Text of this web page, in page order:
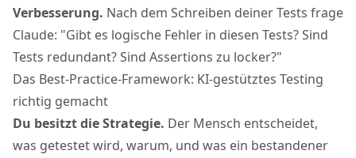
Verbesserung. Nach dem Schreiben deiner Tests frage
Claude: "Gibt es logische Fehler in diesen Tests? Sind
Tests redundant? Sind Assertions zu locker?"
Das Best-Practice-Framework: KI-gestütztes Testing
richtig gemacht
Du besitzt die Strategie. Der Mensch entscheidet,
was getestet wird, warum, und was ein bestandener